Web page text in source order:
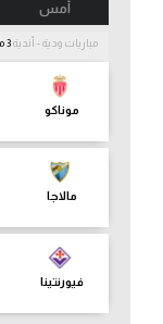
أمس
مباريات ودية - أندية
موناكو
مالاجا
فيورنتينا